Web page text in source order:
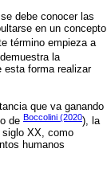
debe conocer las
en un concepto
término empieza a
la
esta forma realizar
que va ganando
de Boccolini (2020), la
siglo XX, como
humanos